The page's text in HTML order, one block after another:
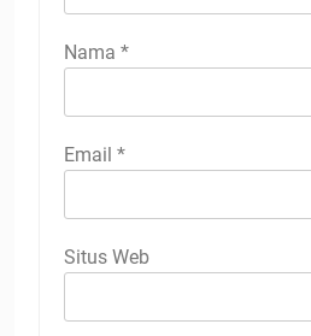
Nama *
Email *
Situs Web